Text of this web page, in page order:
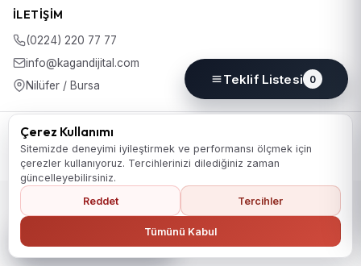
İLETIŞIM
(0224) 220 77 77
info@kagandijital.com
Nilüfer / Bursa
© 2026 KD Promosyon. Tüm hakları saklıdır.
KoleksiyonHakkımızdaİletişimKVKK Aydınlatma Metni
Gizlilik PolitikasıÇerez PolitikasıÇerez Tercihleri
Ana Sayfaya Dön
Teklif Listesi 0
Çerez Kullanımı
Sitemizde deneyimi iyileştirmek ve performansı ölçmek için
çerezler kullanıyoruz. Tercihlerinizi dilediğiniz zaman
güncelleyebilirsiniz.
Reddet
Tercihler
Tümünü Kabul